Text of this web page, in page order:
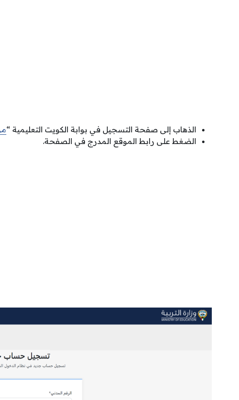
الذهاب إلى صفحة التسجيل في بوابة الكويت التعليمية “
الضغط على رابط الموقع المدرج في الصفحة.